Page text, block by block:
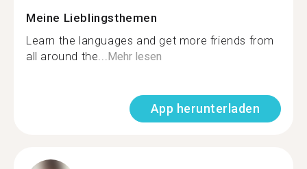
Meine Lieblingsthemen
Learn the languages and get more friends from
all around the...Mehr lesen
App herunterladen